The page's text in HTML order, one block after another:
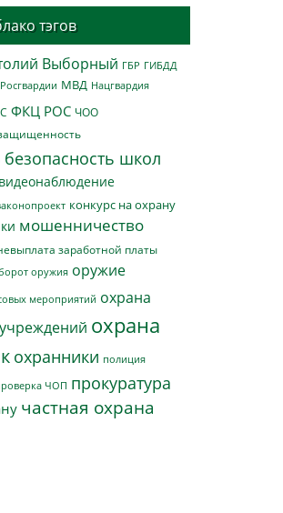
тэгов
Выборный ГБР ГИБДД
МВД Нацгвардия
ФКЦ РОС ЧОО
безопасность школ
видеонаблюдение
конкурс на охрану
мошенничество
заработной платы
оружия оружие
мероприятий охрана
охрана
охранники полиция
ЧОП прокуратура
частная охрана